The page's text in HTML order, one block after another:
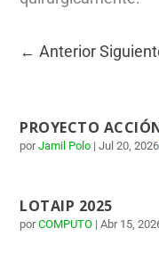
←Anterior
PROYECTO
porJamil Polo |Jul 20, 2026
LOTAIP 2025
porCOMPUTO |Abr 15,